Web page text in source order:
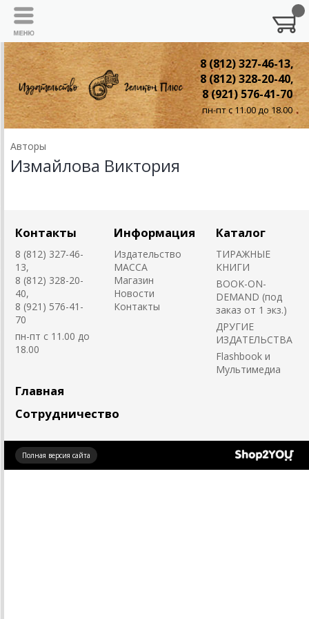
8 (812) 327-46-13,
8 (812) 328-20-40,
8 (921) 576-41-70
пн-пт с 11.00 до 18.00
Авторы
Измайлова Виктория
Контакты
8 (812) 327-46-
13,
8 (812) 328-20-
40,
8 (921) 576-41-
70
пн-пт с 11.00 до
18.00
Информация
Издательство
MACCA
Магазин
Новости
Контакты
Каталог
ТИРАЖНЫЕ
КНИГИ
BOOK-ON-
DEMAND (под
заказ от 1 экз.)
ДРУГИЕ
ИЗДАТЕЛЬСТВА
Flashbook и
Мультимедиа
Главная
Сотрудничество
Полная версия сайта